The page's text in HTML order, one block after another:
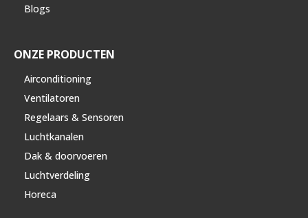
Blogs
ONZE PRODUCTEN
Airconditioning
Ventilatoren
Regelaars & Sensoren
Luchtkanalen
Dak & doorvoeren
Luchtverdeling
Horeca